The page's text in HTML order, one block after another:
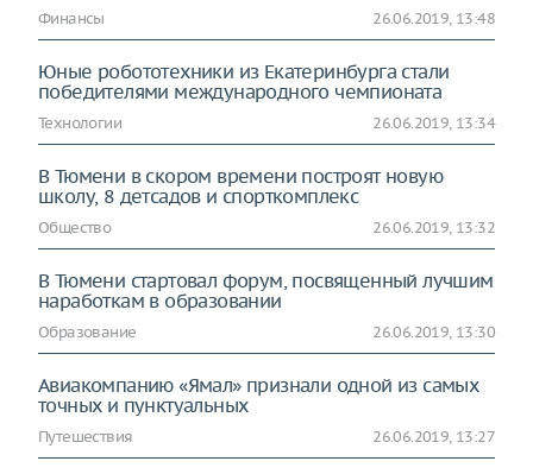
Финансы 26.06.2019, 13:48
Юные робототехники из Екатеринбурга стали
победителями международного чемпионата
Технологии 26.06.2019, 13:34
В Тюмени в скором времени построят новую
школу, 8 детсадов и спорткомплекс
Общество 26.06.2019, 13:32
В Тюмени стартовал форум, посвященный лучшим
наработкам в образовании
Образование 26.06.2019, 13:30
Авиакомпанию «Ямал» признали одной из самых
точных и пунктуальных
Путешествия 26.06.2019, 13:27